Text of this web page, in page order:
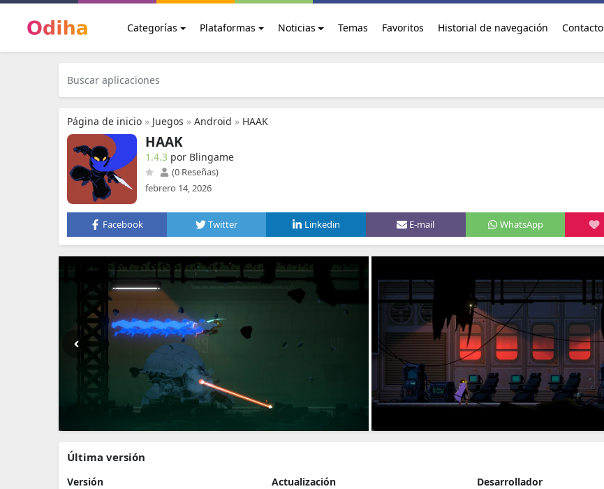
Categorías Plataformas Noticias Temas Favoritos Historial de navegación Contacto
Página de inicio » Juegos » Android » HAAK
HAAK
1.4.3 por Blingame
(0 Reseñas)
febrero 14, 2026
Facebook Twitter Linkedin E-mail WhatsApp
Última versión
Versión
Actualización
Desarrollador